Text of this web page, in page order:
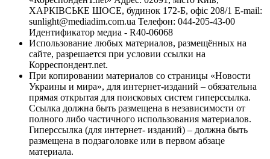
ХАРКІВСЬКЕ ШОСЕ, будинок 172-Б, офіс 208/1 E-mail:
sunlight@mediadim.com.ua Телефон: 044-205-43-00
Идентификатор медиа - R40-06068
Использование любых материалов, размещённых на
сайте, разрешается при условии ссылки на
Корреспондент.net.
При копировании материалов со страницы «Новости
Украины и мира», для интернет-изданий – обязательна
прямая открытая для поисковых систем гиперссылка.
Ссылка должна быть размещена в независимости от
полного либо частичного использования материалов.
Гиперссылка (для интернет- изданий) – должна быть
размещена в подзаголовке или в первом абзаце
материала.